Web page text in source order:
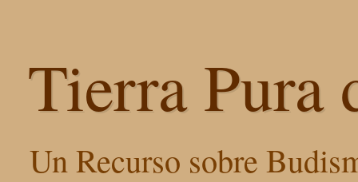
Tierra Pura
Un Recurso sobre